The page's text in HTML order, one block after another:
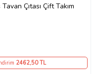
Çıtası Çift Takım
2462,50 TL